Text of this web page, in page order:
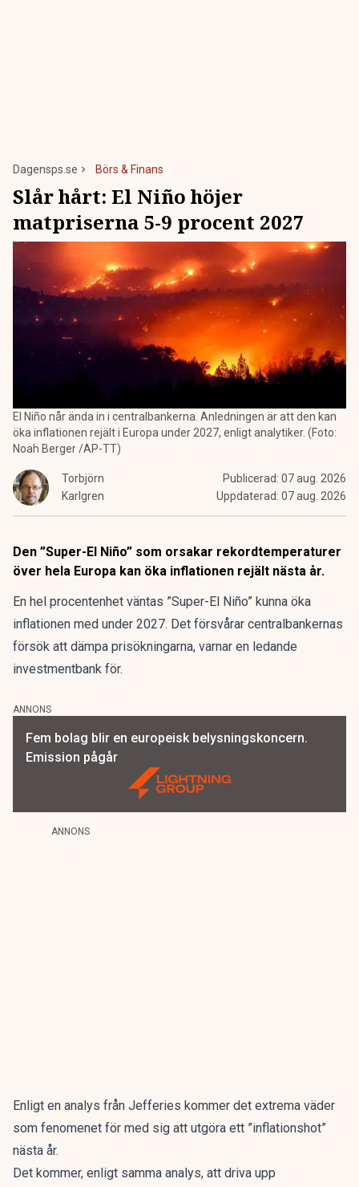
Dagensps.se Börs & Finans
Slår hårt: El Niño höjer
matpriserna 5-9 procent 2027
El Niño når ända in i centralbankerna. Anledningen är att den kan
öka inflationen rejält i Europa under 2027, enligt analytiker. (Foto:
Noah Berger /AP-TT)
Torbjörn
Karlgren
Publicerad: 07 aug. 2026
Uppdaterad: 07 aug. 2026
Den ”Super-El Niño” som orsakar rekordtemperaturer
över hela Europa kan öka inflationen rejält nästa år.
En hel procentenhet väntas ”Super-El Niño” kunna öka
inflationen med under 2027. Det försvårar centralbankernas
försök att dämpa prisökningarna, varnar en ledande
investmentbank för.
ANNONS
Fem bolag blir en europeisk belysningskoncern.
Emission pågår
ANNONS
Enligt en analys från Jefferies kommer det extrema väder
som fenomenet för med sig att utgöra ett ”inflationshot”
nästa år.
Det kommer, enligt samma analys, att driva upp